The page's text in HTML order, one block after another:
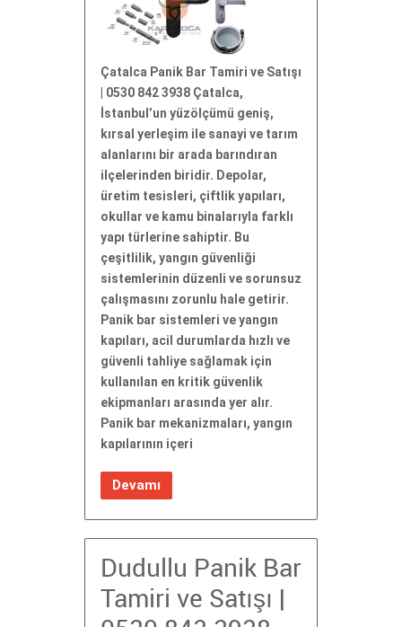
Çatalca Panik Bar Tamiri ve Satışı
| 0530 842 3938 Çatalca,
İstanbul’un yüzölçümü geniş,
kırsal yerleşim ile sanayi ve tarım
alanlarını bir arada barındıran
ilçelerinden biridir. Depolar,
üretim tesisleri, çiftlik yapıları,
okullar ve kamu binalarıyla farklı
yapı türlerine sahiptir. Bu
çeşitlilik, yangın güvenliği
sistemlerinin düzenli ve sorunsuz
çalışmasını zorunlu hale getirir.
Panik bar sistemleri ve yangın
kapıları, acil durumlarda hızlı ve
güvenli tahliye sağlamak için
kullanılan en kritik güvenlik
ekipmanları arasında yer alır.
Panik bar mekanizmaları, yangın
kapılarının içeri
Devamı
Dudullu Panik Bar
Tamiri ve Satışı |